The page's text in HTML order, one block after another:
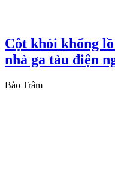
Cột khói khổng
nhà ga tàu điện
Bảo Trâm